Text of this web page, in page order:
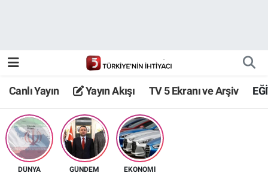
Canlı Yayın Yayın Akışı TV 5 Ekranı ve Arşiv
DÜNYA GÜNDEM EKONOMİ
TV 5 Ekranı ve Arşiv